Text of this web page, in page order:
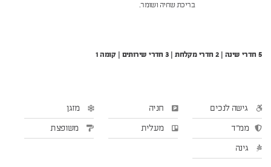
בריכת שחיה ושומר.
5 חדרי שינה | 2 חדרי מקלחת | 3 חדרי שירותים | קומה 1
גישה לנכים חניה
מזגן
ממ"ד
מעלית
משופצת
גינה